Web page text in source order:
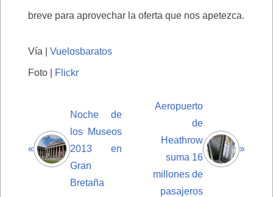
breve para aprovechar la oferta que nos apetezca.
Vía | Vuelosbaratos
Foto | Flickr
«
Noche de
los Museos
2013 en
Gran
Bretaña
Aeropuerto
de
Heathrow
suma 16
millones de
pasajeros
»